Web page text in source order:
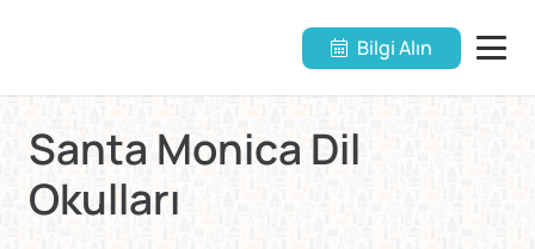
Bilgi Alın
Santa Monica Dil
Okulları